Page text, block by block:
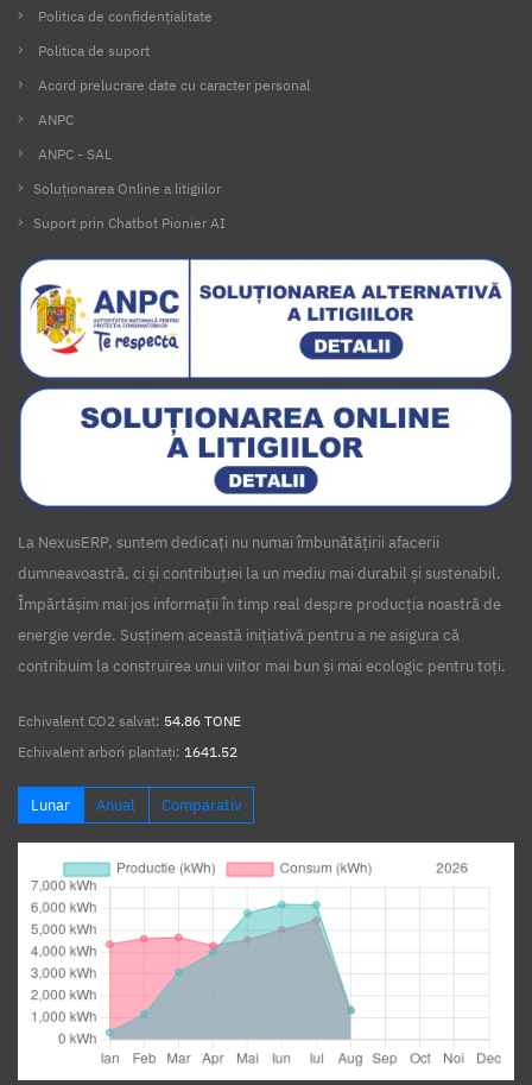
Politica de confidențialitate
Politica de suport
Acord prelucrare date cu caracter personal
ANPC
ANPC - SAL
Soluționarea Online a litigiilor
Suport prin Chatbot Pionier AI
La NexusERP, suntem dedicați nu numai îmbunătățirii afacerii
dumneavoastră, ci și contribuției la un mediu mai durabil și sustenabil.
Împărtășim mai jos informații în timp real despre producția noastră de
energie verde. Susținem această inițiativă pentru a ne asigura că
contribuim la construirea unui viitor mai bun și mai ecologic pentru toți.
Echivalent CO2 salvat: 54.86 TONE
Echivalent arbori plantați: 1641.52
Lunar Anual Comparativ